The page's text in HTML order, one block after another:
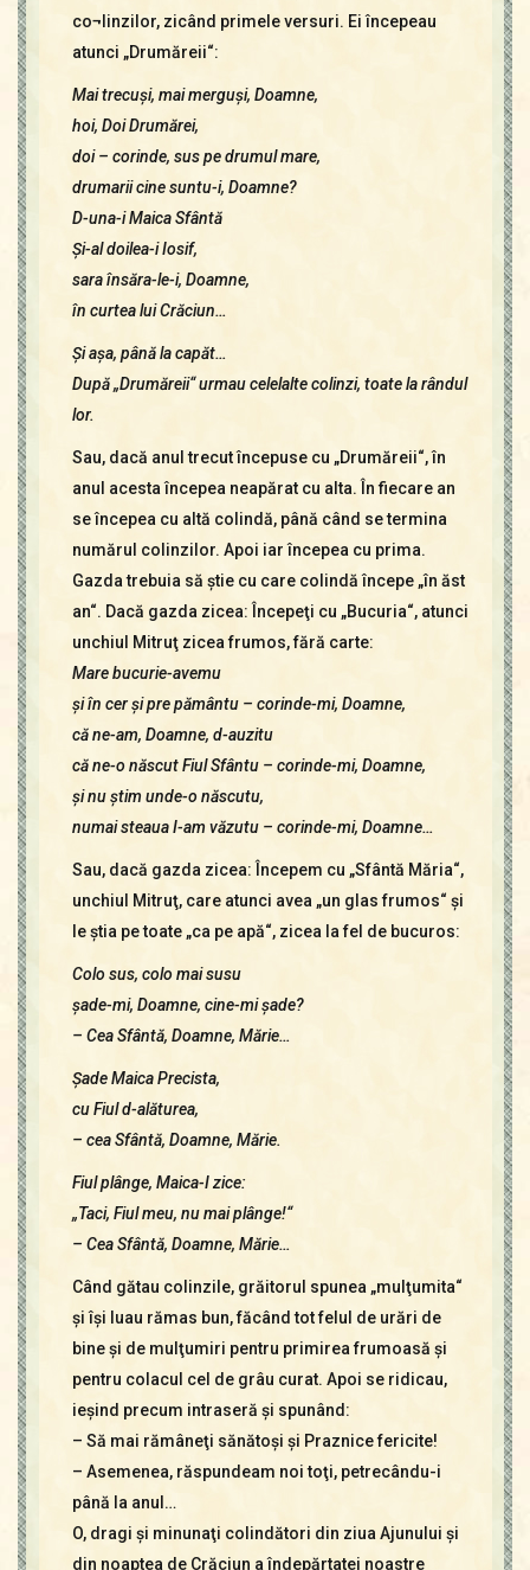
co¬linzilor, zicând primele versuri. Ei începeau
atunci „Drumăreii“:
Mai trecuşi, mai merguşi, Doamne,
hoi, Doi Drumărei,
doi – corinde, sus pe drumul mare,
drumarii cine suntu-i, Doamne?
D-una-i Maica Sfântă
Şi-al doilea-i Iosif,
sara însăra-le-i, Doamne,
în curtea lui Crăciun…
Şi aşa, până la capăt…
După „Drumăreii“ urmau celelalte colinzi, toate la rândul
lor.
Sau, dacă anul trecut începuse cu „Drumăreii“, în
anul acesta începea neapărat cu alta. În fiecare an
se începea cu altă colindă, până când se termina
numărul colinzilor. Apoi iar începea cu prima.
Gazda trebuia să ştie cu care colindă începe „în ăst
an“. Dacă gazda zicea: Începeţi cu „Bucuria“, atunci
unchiul Mitruţ zicea frumos, fără carte:
Mare bucurie-avemu
şi în cer şi pre pământu – corinde-mi, Doamne,
că ne-am, Doamne, d-auzitu
că ne-o născut Fiul Sfântu – corinde-mi, Doamne,
şi nu ştim unde-o născutu,
numai steaua I-am văzutu – corinde-mi, Doamne…
Sau, dacă gazda zicea: Începem cu „Sfântă Măria“,
unchiul Mitruţ, care atunci avea „un glas frumos“ şi
le ştia pe toate „ca pe apă“, zicea la fel de bucuros:
Colo sus, colo mai susu
şade-mi, Doamne, cine-mi şade?
– Cea Sfântă, Doamne, Mărie…
Şade Maica Precista,
cu Fiul d-alăturea,
– cea Sfântă, Doamne, Mărie.
Fiul plânge, Maica-I zice:
„Taci, Fiul meu, nu mai plânge!“
– Cea Sfântă, Doamne, Mărie…
Când gătau colinzile, grăitorul spunea „mulţumita“
şi îşi luau rămas bun, făcând tot felul de urări de
bine şi de mulţumiri pentru primirea frumoasă şi
pentru colacul cel de grâu curat. Apoi se ridicau,
ieşind precum intraseră şi spunând:
– Să mai rămâneţi sănătoşi şi Praznice fericite!
– Asemenea, răspundeam noi toţi, petrecându-i
până la anul…
O, dragi şi minunaţi colindători din ziua Ajunului şi
din noaptea de Crăciun a îndepărtatei noastre